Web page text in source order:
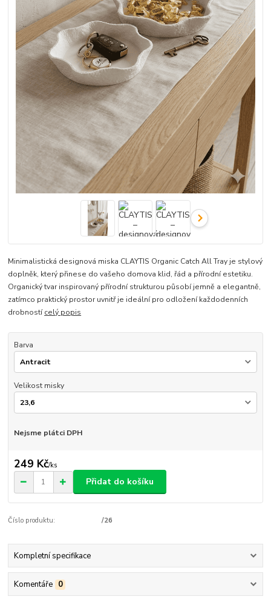
Minimalistická designová miska CLAYTIS Organic Catch All Tray je stylový
doplněk, který přinese do vašeho domova klid, řád a přírodní estetiku.
Organický tvar inspirovaný přírodní strukturou působí jemně a elegantně,
zatímco praktický prostor uvnitř je ideální pro odložení každodenních
drobnostícelý popis
Barva
Velikost misky
Nejsme plátci DPH
249 Kč/ks
Přidat do košíku
Číslo produktu: /26
Kompletní specifikace
Komentáře 0